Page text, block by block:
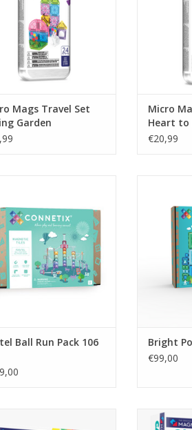
Mags Travel Set
Garden
Micro
Heart to
€20,99
Ball Run Pack 106
Bright
€99,00